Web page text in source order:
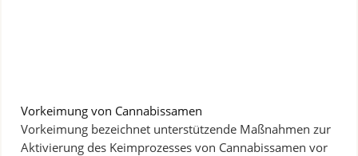
Vorkeimung von Cannabissamen
Vorkeimung bezeichnet unterstützende Maßnahmen zur
Aktivierung des Keimprozesses von Cannabissamen vor